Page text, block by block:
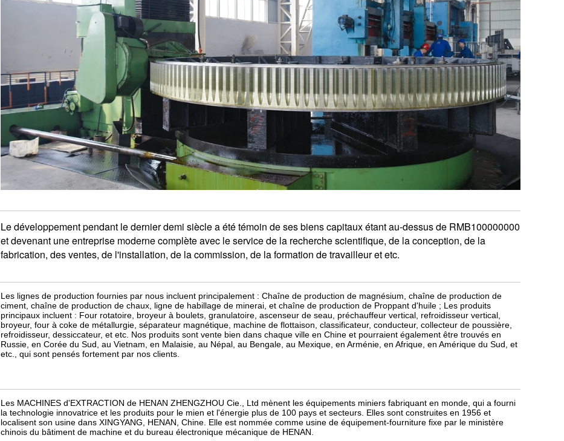
Le développement pendant le dernier demi siècle a été témoin de ses biens capitaux étant au-dessus de RMB100000000
et devenant une entreprise moderne complète avec le service de la recherche scientifique, de la conception, de la
fabrication, des ventes, de l'installation, de la commission, de la formation de travailleur et etc.
Les lignes de production fournies par nous incluent principalement : Chaîne de production de magnésium, chaîne de production de
ciment, chaîne de production de chaux, ligne de habillage de minerai, et chaîne de production de Proppant d'huile ; Les produits
principaux incluent : Four rotatoire, broyeur à boulets, granulatoire, ascenseur de seau, préchauffeur vertical, refroidisseur vertical,
broyeur, four à coke de métallurgie, séparateur magnétique, machine de flottaison, classificateur, conducteur, collecteur de poussière,
refroidisseur, dessiccateur, et etc. Nos produits sont vente bien dans chaque ville en Chine et pourraient également être trouvés en
Russie, en Corée du Sud, au Vietnam, en Malaisie, au Népal, au Bengale, au Mexique, en Arménie, en Afrique, en Amérique du Sud, et
etc., qui sont pensés fortement par nos clients.
Les MACHINES d'EXTRACTION de HENAN ZHENGZHOU Cie., Ltd mènent les équipements miniers fabriquant en monde, qui a fourni
la technologie innovatrice et les produits pour le mien et l'énergie plus de 100 pays et secteurs. Elles sont construites en 1956 et
localisent son usine dans XINGYANG, HENAN, Chine. Elle est nommée comme usine de équipement-fourniture fixe par le ministère
chinois du bâtiment de machine et du bureau électronique mécanique de HENAN.